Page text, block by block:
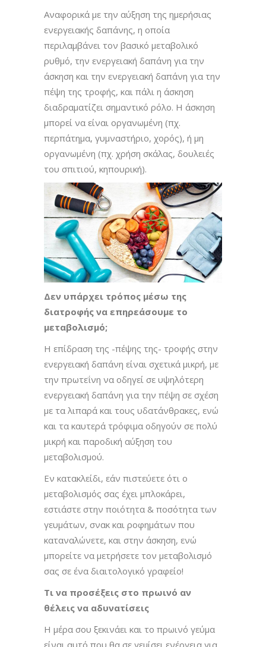
Αναφορικά με την αύξηση της ημερήσιας
ενεργειακής δαπάνης, η οποία
περιλαμβάνει τον βασικό μεταβολικό
ρυθμό, την ενεργειακή δαπάνη για την
άσκηση και την ενεργειακή δαπάνη για την
πέψη της τροφής, και πάλι η άσκηση
διαδραματίζει σημαντικό ρόλο. Η άσκηση
μπορεί να είναι οργανωμένη (πχ.
περπάτημα, γυμναστήριο, χορός), ή μη
οργανωμένη (πχ. χρήση σκάλας, δουλειές
του σπιτιού, κηπουρική).
Δεν υπάρχει τρόπος μέσω της
διατροφής να επηρεάσουμε το
μεταβολισμό;
Η επίδραση της -πέψης της- τροφής στην
ενεργειακή δαπάνη είναι σχετικά μικρή, με
την πρωτεΐνη να οδηγεί σε υψηλότερη
ενεργειακή δαπάνη για την πέψη σε σχέση
με τα λιπαρά και τους υδατάνθρακες, ενώ
και τα καυτερά τρόφιμα οδηγούν σε πολύ
μικρή και παροδική αύξηση του
μεταβολισμού.
Εν κατακλείδι, εάν πιστεύετε ότι ο
μεταβολισμός σας έχει μπλοκάρει,
εστιάστε στην ποιότητα & ποσότητα των
γευμάτων, σνακ και ροφημάτων που
καταναλώνετε, και στην άσκηση, ενώ
μπορείτε να μετρήσετε τον μεταβολισμό
σας σε ένα διαιτολογικό γραφείο!
Τι να προσέξεις στο πρωινό αν
θέλεις να αδυνατίσεις
Η μέρα σου ξεκινάει και το πρωινό γεύμα
είναι αυτό που θα σε γεμίσει ενέργεια για